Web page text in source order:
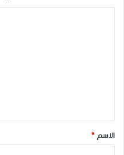
ق
*الاسم *